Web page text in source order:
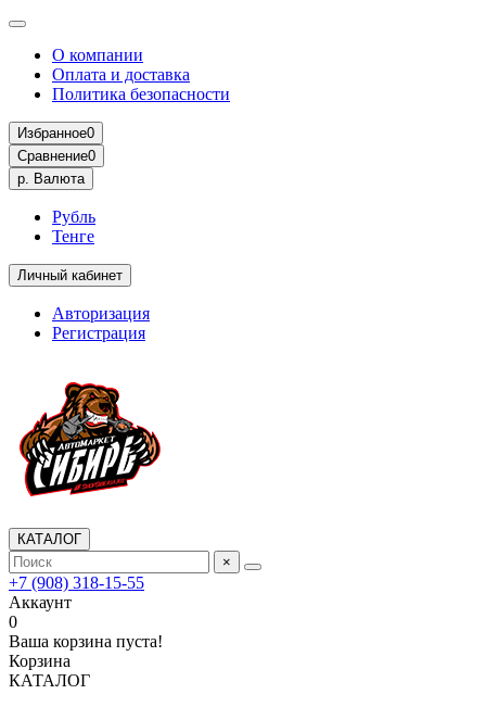
О компании
Оплата и доставка
Политика безопасности
Избранное0
Сравнение0
р. Валюта
Рубль
Тенге
Личный кабинет
Авторизация
Регистрация
КАТАЛОГ
×
+7 (908) 318-15-55
Аккаунт
0
Ваша корзина пуста!
Корзина
КАТАЛОГ